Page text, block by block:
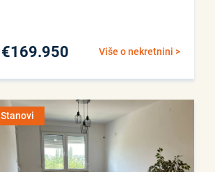
Više o nekretnini >
€169.950
Stanovi